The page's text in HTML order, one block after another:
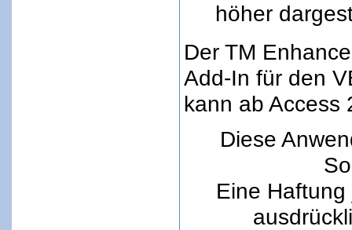
höher
Der TM
Add-In für den
kann ab Access
Diese
Eine